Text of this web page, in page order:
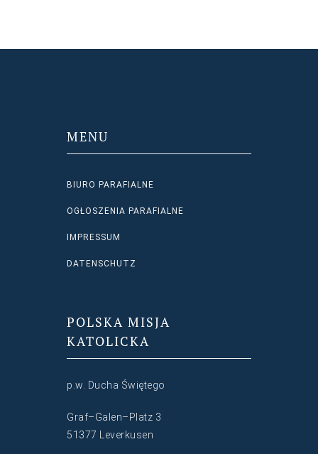
MENU
BIURO PARAFIALNE
OGŁOSZENIA PARAFIALNE
IMPRESSUM
DATENSCHUTZ
POLSKA MISJA
KATOLICKA
p.w. Ducha Świętego
Graf–Galen–Platz 3
51377 Leverkusen